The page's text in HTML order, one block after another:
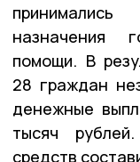
назначения
помощи. В
28 граждан
денежные
тысяч
средств